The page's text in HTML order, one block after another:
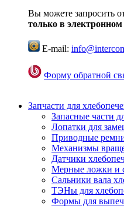
Вы можете запросить
только в электронном
E-mail:
Форму обратной
Запчасти для
Запасные части
Лопатки для
Приводные
Механизмы
Датчики
Мерные ложки и
Сальники вала
ТЭНы для
Формы для